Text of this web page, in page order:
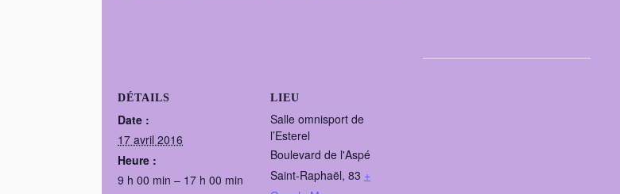
DÉTAILS
Date :
17 avril 2016
Heure :
9 h 00 min – 17 h 00 min
LIEU
Salle omnisport de
l’Esterel
Boulevard de l'Aspé
Saint-Raphaël, 83 +